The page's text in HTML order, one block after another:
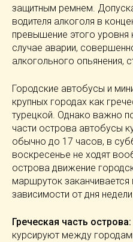
защитным ремнем.
водителя алкоголя в
превышение этого
случае аварии,
алкогольного опьянения,
Городские автобусы и
крупных городах как
турецкой. Однако важно
части острова автобусы
обычно до 17 часов, в
воскресенье не ходят
острова движение
маршруток
зависимости от дня
Греческая часть острова:
курсируют между